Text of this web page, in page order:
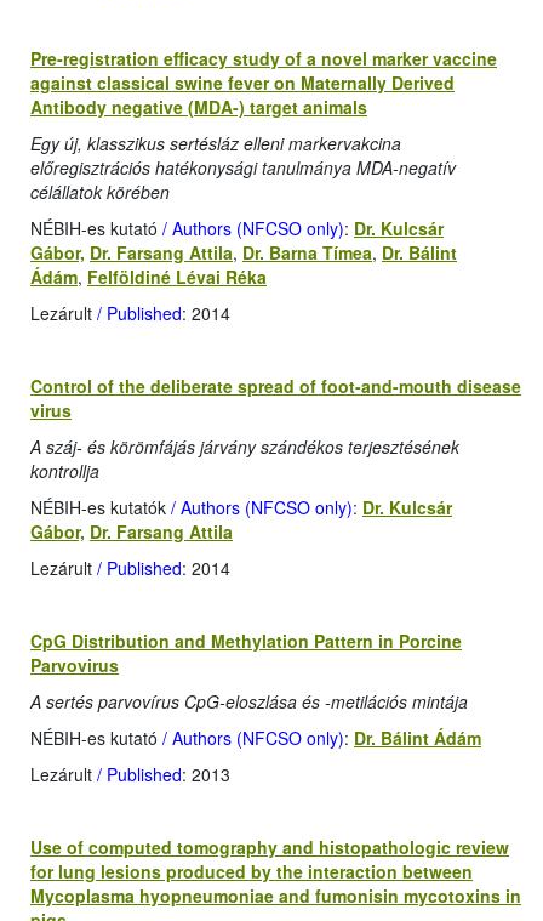
Pre-registration efficacy study of a novel marker vaccine
against classical swine fever on Maternally Derived
Antibody negative (MDA-) target animals
Egy új, klasszikus sertésláz elleni markervakcina
előregisztrációs hatékonysági tanulmánya MDA-negatív
célállatok körében
NÉBIH-es kutató / Authors (NFCSO only): Dr. Kulcsár
Gábor, Dr. Farsang Attila, Dr. Barna Tímea, Dr. Bálint
Ádám, Felföldiné Lévai Réka
Lezárult / Published: 2014
Control of the deliberate spread of foot-and-mouth disease
virus
A száj- és körömfájás járvány szándékos terjesztésének
kontrollja
NÉBIH-es kutatók / Authors (NFCSO only): Dr. Kulcsár
Gábor, Dr. Farsang Attila
Lezárult / Published: 2014
CpG Distribution and Methylation Pattern in Porcine
Parvovirus
A sertés parvovírus CpG-eloszlása és -metilációs mintája
NÉBIH-es kutató / Authors (NFCSO only): Dr. Bálint Ádám
Lezárult / Published: 2013
Use of computed tomography and histopathologic review
for lung lesions produced by the interaction between
Mycoplasma hyopneumoniae and fumonisin mycotoxins in